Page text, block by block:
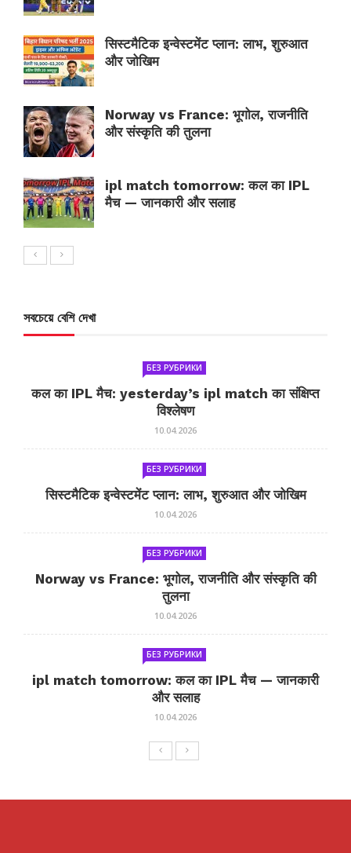
सिस्टमैटिक इन्वेस्टमेंट प्लान: लाभ, शुरुआत
और जोखिम
Norway vs France: भूगोल, राजनीति
और संस्कृति की तुलना
ipl match tomorrow: कल का IPL
मैच — जानकारी और सलाह
সবচেয়ে বেশি দেখা
БЕЗ РУБРИКИ
कल का IPL मैच: yesterday’s ipl match का संक्षिप्त
विश्लेषण
10.04.2026
БЕЗ РУБРИКИ
सिस्टमैटिक इन्वेस्टमेंट प्लान: लाभ, शुरुआत और जोखिम
10.04.2026
БЕЗ РУБРИКИ
Norway vs France: भूगोल, राजनीति और संस्कृति की
तुलना
10.04.2026
БЕЗ РУБРИКИ
ipl match tomorrow: कल का IPL मैच — जानकारी
और सलाह
10.04.2026